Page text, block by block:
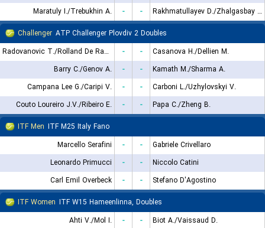
Maratuly I./Trebukhin A.
- -
Rakhmatullayev D./Zhalgasbay D.
Challenger ATP Challenger Plovdiv 2 Doubles
Radovanovic T./Rolland De Ravel C.
- -
Casanova H./Dellien M.
Barry C./Genov A.
- -
Kamath M./Sharma A.
Campana Lee G./Caripi V.
- -
Carboni L./Uzhylovskyi V.
Couto Loureiro J.V./Ribeiro E.
- -
Papa C./Zheng B.
ITF Men ITF M25 Italy Fano
Marcello Serafini
- -
Gabriele Crivellaro
Leonardo Primucci
- -
Niccolo Catini
Carl Emil Overbeck
- -
Stefano D'Agostino
ITF Women ITF W15 Hameenlinna, Doubles
Ahti V./Mol I.
- -
Biot A./Vaissaud D.